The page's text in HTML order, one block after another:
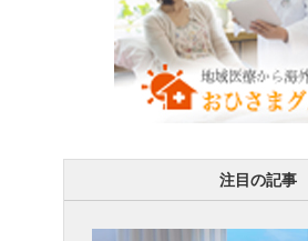
注目の記事